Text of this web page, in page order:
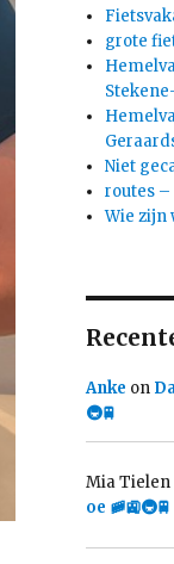
grote
Niet
routes
Wie zijn
Anke on
🚇🚆
Mia Tielen
oe 🚞🚉🚇🚆